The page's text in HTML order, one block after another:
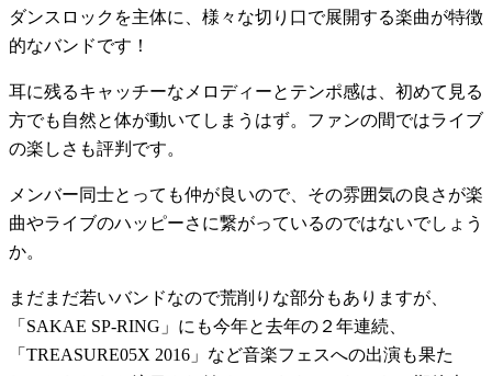
ダンスロックを主体に、様々な切り口で展開する楽曲が特徴
的なバンドです！
耳に残るキャッチーなメロディーとテンポ感は、初めて見る
方でも自然と体が動いてしまうはず。ファンの間ではライブ
の楽しさも評判です。
メンバー同士とっても仲が良いので、その雰囲気の良さが楽
曲やライブのハッピーさに繋がっているのではないでしょう
か。
まだまだ若いバンドなので荒削りな部分もありますが、
「SAKAE SP-RING」にも今年と去年の２年連続、
「TREASURE05X 2016」など音楽フェスへの出演も果た